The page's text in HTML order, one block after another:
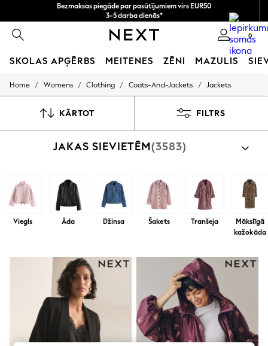
Bezmaksas piegāde par pasūtījumiem virs EUR50
3-5 darba dienās*
Tagad jūs varat
iepirkties latviešu valodā!
0
SKOLAS APĢĒRBS MEITENES ZĒNI MAZULIS
SCHOOLWEAR
Shoes
Shirts
Coats & Jackets
Underwear
Socks
Multipacks
All Boys Sport & Swimwear
Tops
Shorts
Joggers
adidas
All Girls Schoolwear
Shoes
Dresses
Home / Womens / Clothing / Coats-And-Jackets / Jackets
KĀRTOT FILTRS
JAKAS SIEVIETĒM(3583)
Viegls Āda Džinsa Šakets Tranšeja
Mākslīgā
kažokāda